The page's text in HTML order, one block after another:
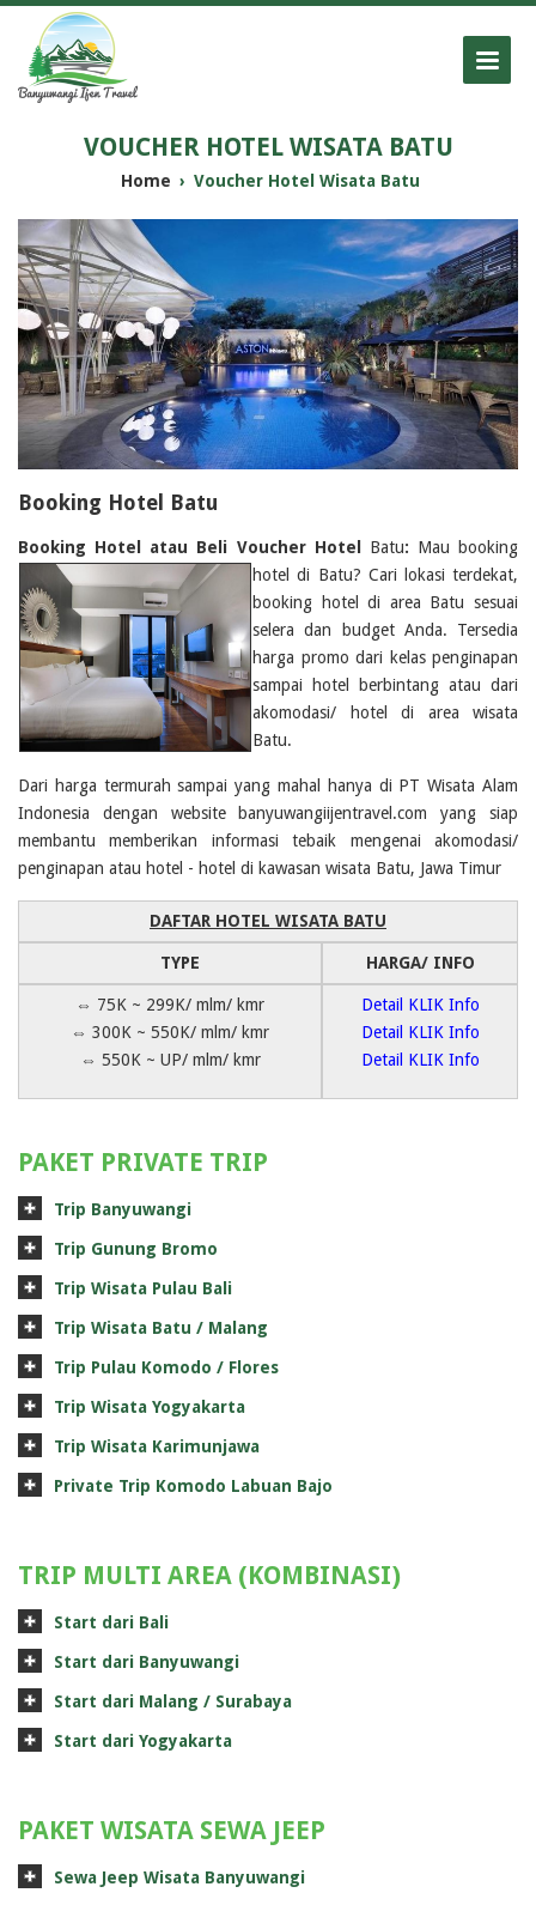
VOUCHER HOTEL WISATA BATU
Home › Voucher Hotel Wisata Batu
Booking Hotel Batu
Booking Hotel atau Beli Voucher Hotel Batu: Mau booking
hotel di Batu? Cari lokasi terdekat,
booking hotel di area Batu sesuai
selera dan budget Anda. Tersedia
harga promo dari kelas penginapan
sampai hotel berbintang atau dari
akomodasi/ hotel di area wisata
Batu.
Dari harga termurah sampai yang mahal hanya di PT Wisata Alam
Indonesia dengan website banyuwangiijentravel.com yang siap
membantu memberikan informasi tebaik mengenai akomodasi/
penginapan atau hotel - hotel di kawasan wisata Batu, Jawa Timur
DAFTAR HOTEL WISATA BATU
TYPE HARGA/ INFO
⇔ 75K ~ 299K/ mlm/ kmr
⇔ 300K ~ 550K/ mlm/ kmr
⇔ 550K ~ UP/ mlm/ kmr
Detail KLIK Info
Detail KLIK Info
Detail KLIK Info
PAKET PRIVATE TRIP
Trip Banyuwangi
Trip Gunung Bromo
Trip Wisata Pulau Bali
Trip Wisata Batu / Malang
Trip Pulau Komodo / Flores
Trip Wisata Yogyakarta
Trip Wisata Karimunjawa
Private Trip Komodo Labuan Bajo
TRIP MULTI AREA (KOMBINASI)
Start dari Bali
Start dari Banyuwangi
Start dari Malang / Surabaya
Start dari Yogyakarta
PAKET WISATA SEWA JEEP
Sewa Jeep Wisata Banyuwangi